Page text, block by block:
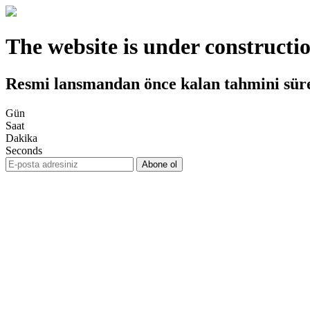
The website is under
Resmi lansmandan önce kalan tahmini
Gün
Saat
Dakika
Seconds